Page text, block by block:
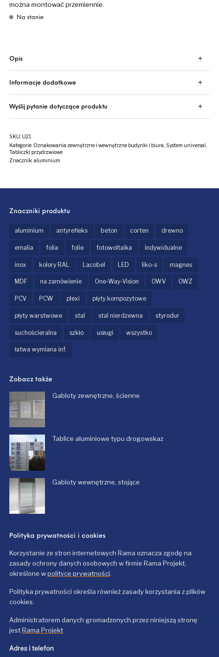
można montować przemiennie.
Na stanie
Opis
Informacje dodatkowe
Wyślij pytanie dotyczące produktu
SKU: U21
Kategorie: Oznakowania zewnętrzne i wewnętrzne budynki i biura System universal
Tabliczki przydrzwiowe
Znacznik: aluminium
Znaczniki produktu
aluminium antyrefleks beton corten drewno
emalia folia folie fotowoltaika indywidualne
inox kolory RAL Lacobel LED liko-s magnes
MDF na zamówienie One-Way-Vision OWV OWZ
PCV PCW plexi płyty kompozytowe
płyty warstwowe stal stal nierdzewna styrodur
suchościeralna szkło usługi wszystko
łatwa wymiana inf.
Zobacz także
Gabloty zewnętrzne, ścienne
Tablice aluminiowe typu drogowskaz
Gabloty wewnętrzne, stojące
Polityka prywatności i cookies
Korzystanie ze stron internetowych Rama oznacza zgodę na
zasady ochrony danych osobowych w firmie Rama Projekt,
określone wpolityce prywatności.
Polityka prywatności określa również zasady korzystania z plików
cookies.
Administratorem danych gromadzonych przez niniejszą stronę
jestRama Projekt
Adres i telefon